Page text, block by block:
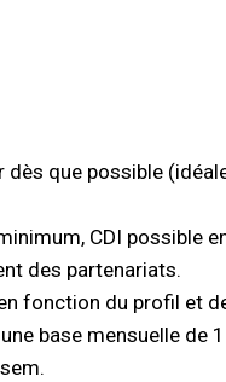
dès que possible
CDI possible
des partenariats.
fonction du profil et
base mensuelle de